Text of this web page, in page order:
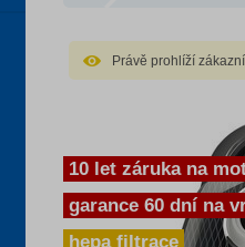
Právě prohlíží
10 let záruka na
garance 60 dní na
hepa filtrace